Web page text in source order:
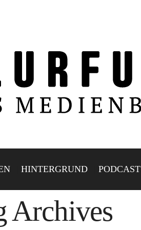
HINTERGRUND PODCAST
Archives